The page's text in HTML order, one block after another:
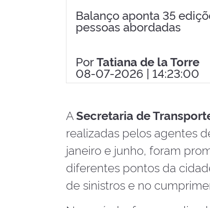
Balanço aponta 35
pessoas abordadas
PorTatiana de la Torre
08-07-2026 | 14:23:00
ASecretaria de
realizadas pelos agentes
janeiro e junho, foram
diferentes pontos da
de sinistros e no